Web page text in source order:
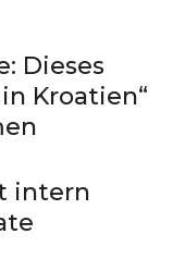
Dieses
Kroatien“
intern